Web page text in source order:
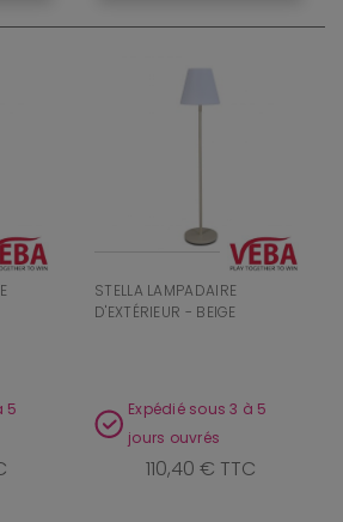
5
STELLA LAMPADAIRE
D'EXTÉRIEUR - BEIGE
Expédié sous 3 à 5
jours ouvrés
110,40 € TTC